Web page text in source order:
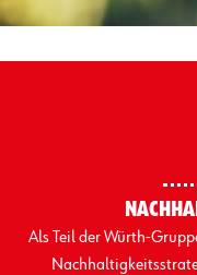
Als Teil der Würth-